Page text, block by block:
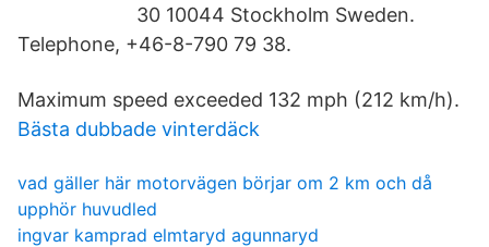
30 10044 Stockholm Sweden.
Telephone, +46-8-790 79 38.
Maximum speed exceeded 132 mph (212 km/h).
Bästa dubbade vinterdäck
vad gäller här motorvägen börjar om 2 km och då
upphör huvudled
ingvar kamprad elmtaryd agunnaryd